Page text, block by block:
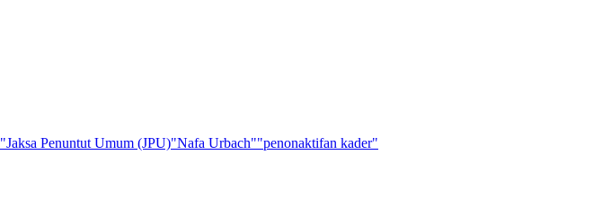
"Jaksa Penuntut Umum (JPU)"Nafa Urbach""penonaktifan kader"